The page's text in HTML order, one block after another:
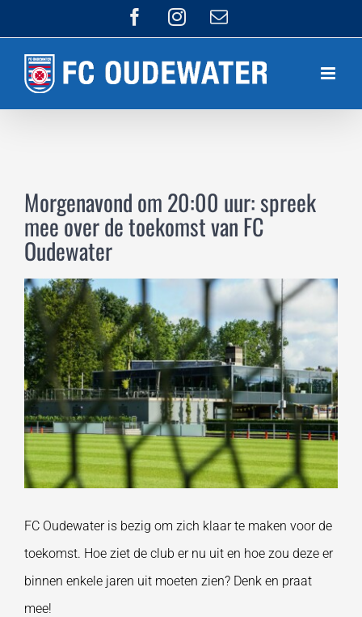
naar
inhoud
FacebookInstagram
E-
mail
Morgenavond om 20:00 uur: spreek
mee over de toekomst van FC
Oudewater
Bekijk
grotere
afbeelding
FC Oudewater is bezig om zich klaar te maken voor de
toekomst. Hoe ziet de club er nu uit en hoe zou deze er
binnen enkele jaren uit moeten zien? Denk en praat
mee!